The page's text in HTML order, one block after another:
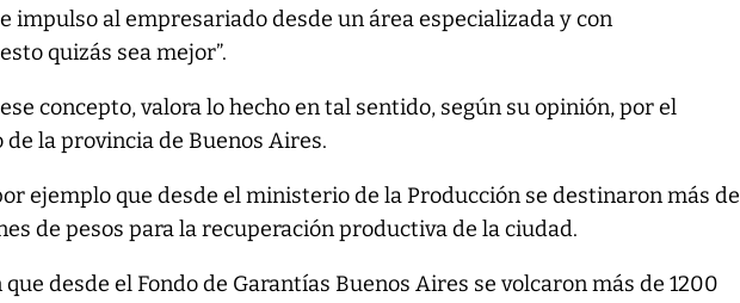
impulso al empresariado desde un área especializada y con
quizás sea mejor”.
concepto, valora lo hecho en tal sentido, según su opinión, por el
de la provincia de Buenos Aires.
ejemplo que desde el ministerio de la Producción se destinaron más de
de pesos para la recuperación productiva de la ciudad.
que desde el Fondo de Garantías Buenos Aires se volcaron más de 1200